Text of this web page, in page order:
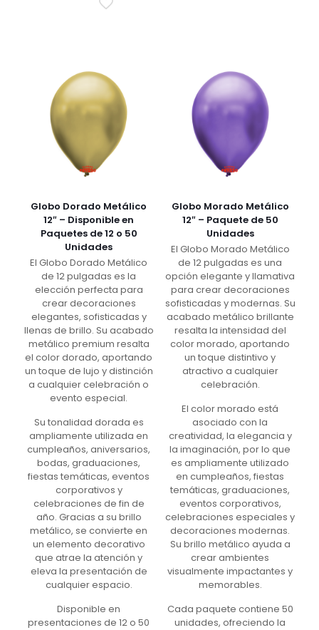
Globo Dorado Metálico
12″ – Disponible en
Paquetes de 12 o 50
Unidades
El Globo Dorado Metálico
de 12 pulgadas es la
elección perfecta para
crear decoraciones
elegantes, sofisticadas y
llenas de brillo. Su acabado
metálico premium resalta
el color dorado, aportando
un toque de lujo y distinción
a cualquier celebración o
evento especial.
Su tonalidad dorada es
ampliamente utilizada en
cumpleaños, aniversarios,
bodas, graduaciones,
fiestas temáticas, eventos
corporativos y
celebraciones de fin de
año. Gracias a su brillo
metálico, se convierte en
un elemento decorativo
que atrae la atención y
eleva la presentación de
cualquier espacio.
Disponible en
presentaciones de 12 o 50
Globo Morado Metálico
12″ – Paquete de 50
Unidades
El Globo Morado Metálico
de 12 pulgadas es una
opción elegante y llamativa
para crear decoraciones
sofisticadas y modernas. Su
acabado metálico brillante
resalta la intensidad del
color morado, aportando
un toque distintivo y
atractivo a cualquier
celebración.
El color morado está
asociado con la
creatividad, la elegancia y
la imaginación, por lo que
es ampliamente utilizado
en cumpleaños, fiestas
temáticas, graduaciones,
eventos corporativos,
celebraciones especiales y
decoraciones modernas.
Su brillo metálico ayuda a
crear ambientes
visualmente impactantes y
memorables.
Cada paquete contiene 50
unidades, ofreciendo la